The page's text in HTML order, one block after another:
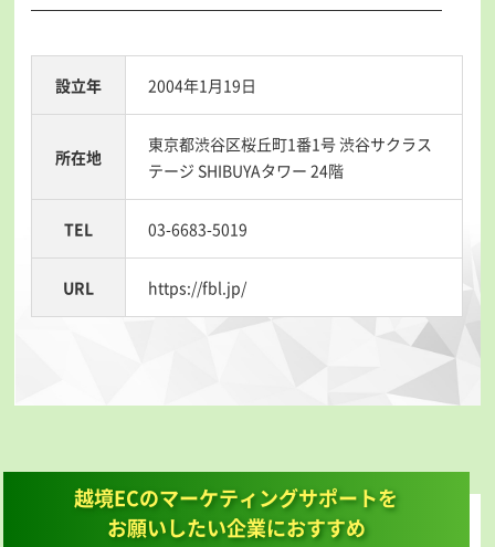
設立年 2004年1月19日
所在地
東京都渋谷区桜丘町1番1号 渋谷サクラス
テージ SHIBUYAタワー 24階
TEL 03-6683-5019
URL https://fbl.jp/
越境ECのマーケティングサポートを
お願いしたい企業におすすめ